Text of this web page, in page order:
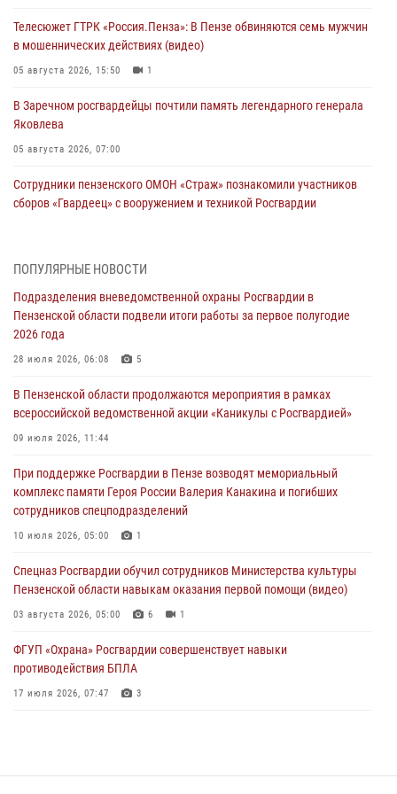
Телесюжет ГТРК «Россия.Пенза»: В Пензе обвиняются семь мужчин
в мошеннических действиях (видео)
05 августа 2026, 15:50 1
В Заречном росгвардейцы почтили память легендарного генерала
Яковлева
05 августа 2026, 07:00
Сотрудники пензенского ОМОН «Страж» познакомили участников
сборов «Гвардеец» с вооружением и техникой Росгвардии
В Пензе сотрудники Росгвардии оказали помощь
05 августа 2026, 04:00
В Пензе при силовой поддержке Росгвардии пресечена
деятельность ОПГ, маскировавшейся под реабилитационный центр
В Управлении Росгвардии по Пензенской области подвели итоги
04 августа 2026, 06:08
Росгвардия обеспечила безопасность праздничных мероприятий в
День ВДВ в Пензе
ПОПУЛЯРНЫЕ НОВОСТИ
Подразделения вневедомственной охраны Росгвардии в
Пензенской области подвели итоги работы за первое полугодие
2026 года
28 июля 2026, 06:08 5
В Пензенской области продолжаются мероприятия в рамках
всероссийской ведомственной акции «Каникулы с Росгвардией»
09 июля 2026, 11:44
При поддержке Росгвардии в Пензе возводят мемориальный
комплекс памяти Героя России Валерия Канакина и погибших
сотрудников спецподразделений
10 июля 2026, 05:00 1
Спецназ Росгвардии обучил сотрудников Министерства культуры
Пензенской области навыкам оказания первой помощи (видео)
03 августа 2026, 05:00 6 1
ФГУП «Охрана» Росгвардии совершенствует навыки
противодействия БПЛА
17 июля 2026, 07:47 3